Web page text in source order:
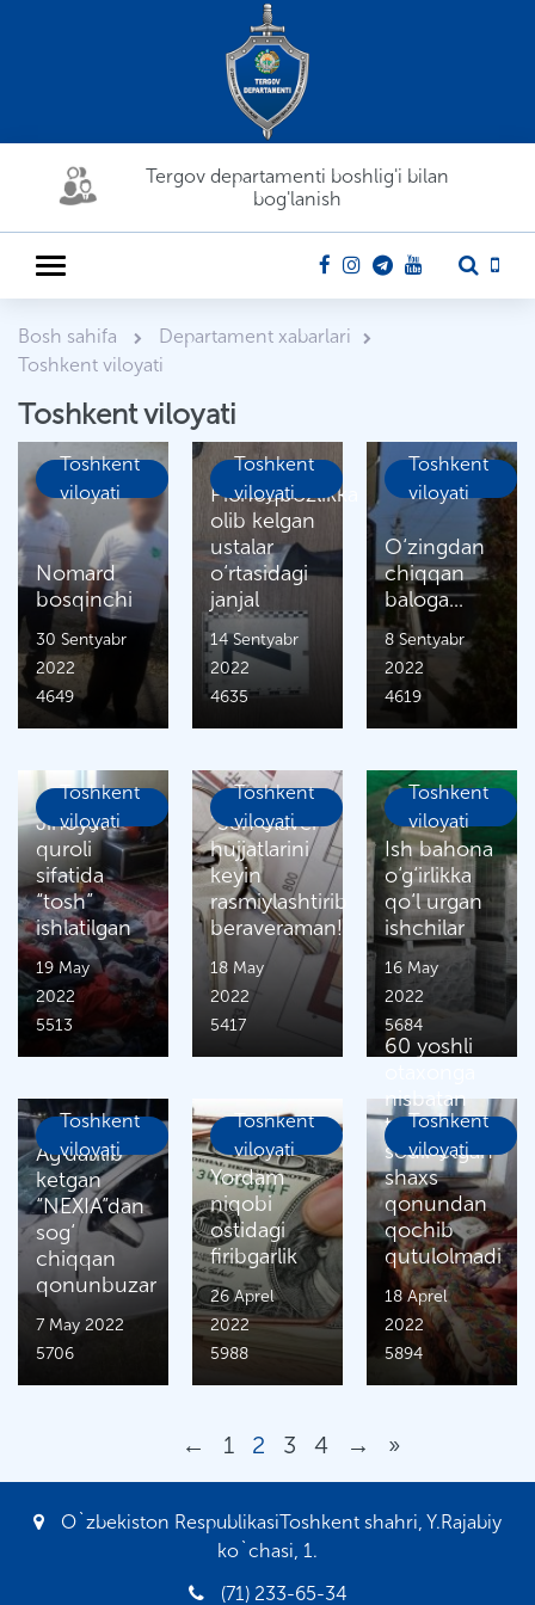
Tergov departamenti boshlig'i bilan
bog'lanish
Bosh sahifa
Departament xabarlari
Toshkent viloyati
Toshkent viloyati
Toshkent
viloyati
Nomard
bosqinchi
30 Sentyabr
2022
4649
Toshkent
viloyati
Pichoqbozlikka
olib kelgan
ustalar
o‘rtasidagi
janjal
14 Sentyabr
2022
4635
Toshkent
viloyati
O‘zingdan
chiqqan
baloga...
8 Sentyabr
2022
4619
Toshkent
viloyati
Jinoyat
quroli
sifatida
“tosh”
ishlatilgan
19 May
2022
5513
Toshkent
viloyati
“Sen olaver”
hujjatlarini
keyin
rasmiylashtirib
beraveraman!
18 May
2022
5417
Toshkent
viloyati
Ish bahona
o‘g‘irlikka
qo‘l urgan
ishchilar
16 May
2022
5684
Toshkent
viloyati
Ag‘darilib
ketgan
“NEXIA”dan
sog‘
chiqqan
qonunbuzar
7 May 2022
5706
Toshkent
viloyati
Yordam
niqobi
ostidagi
firibgarlik
26 Aprel
2022
5988
Toshkent
viloyati
60 yoshli
nisbatan
talonchilik
sodir etgan
shaxs
qonundan
qochib
qutulolmadi
18 Aprel
2022
5894
← 1 2 3 4 → »
O`zbekiston RespublikasiToshkent shahri, Y.Rajabiy
ko`chasi, 1.
(71) 233-65-34